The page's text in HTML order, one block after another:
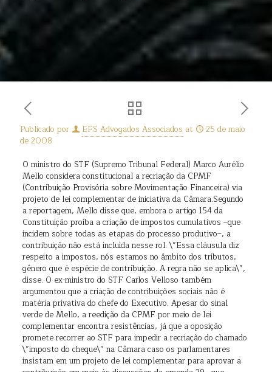
Publicado por EFS Advogados Associados at
25 de maio
de 2008
O ministro do STF (Supremo Tribunal Federal) Marco Aurélio
Mello considera constitucional a recriação da CPMF
(Contribuição Provisória sobre Movimentação Financeira) via
projeto de lei complementar de iniciativa da Câmara.Segundo
a reportagem, Mello disse que, embora o artigo 154 da
Constituição proíba a criação de impostos cumulativos –que
incidem sobre todas as etapas do processo produtivo–, a
contribuição não está incluída nesse rol. \”Essa cláusula diz
respeito a impostos, nós estamos no âmbito dos tributos,
gênero que é espécie de contribuição. A regra não se aplica\”,
disse. O ex-ministro do STF Carlos Velloso também
argumentou que a criação de contribuições sociais não é
matéria privativa do chefe do Executivo. Apesar do sinal
verde de Mello, a reedição da CPMF por meio de lei
complementar encontra resistências, já que a oposição
promete recorrer ao STF para impedir a recriação do chamado
\”imposto do cheque\” na Câmara caso os parlamentares
insistam em um projeto de lei complementar para aprovar a